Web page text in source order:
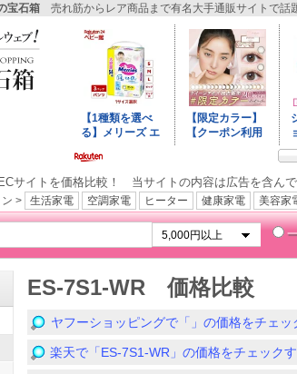
宝石箱 売れ筋からレア商品まで有名大手通販サイトで話
サイトを価格比較！ 当サイトの内容は広告を含ん
> 生活家電 空調家電 ヒーター 健康家電 美容家
ES-7S1-WR 価格比較
ヤフーショッピングで「」の価格をチェッ
楽天で「ES-7S1-WR」の価格をチェック